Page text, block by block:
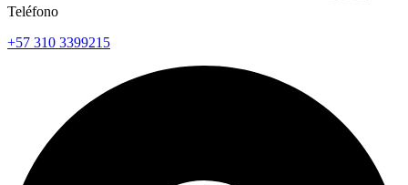
Teléfono
+57 310 3399215